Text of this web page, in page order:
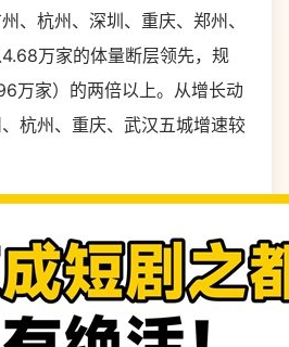
、杭州、深圳、重庆、郑州、
万家的体量断层领先，规
万家）的两倍以上。从增长动
杭州、重庆、武汉五城增速较